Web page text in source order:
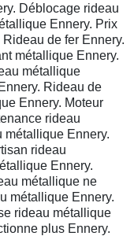
Déblocage rideau
Ennery. Prix
de fer Ennery.
métallique Ennery.
métallique
Rideau de
Ennery. Moteur
rideau
métallique Ennery.
rideau
Ennery.
métallique ne
métallique Ennery.
rideau métallique
plus Ennery.